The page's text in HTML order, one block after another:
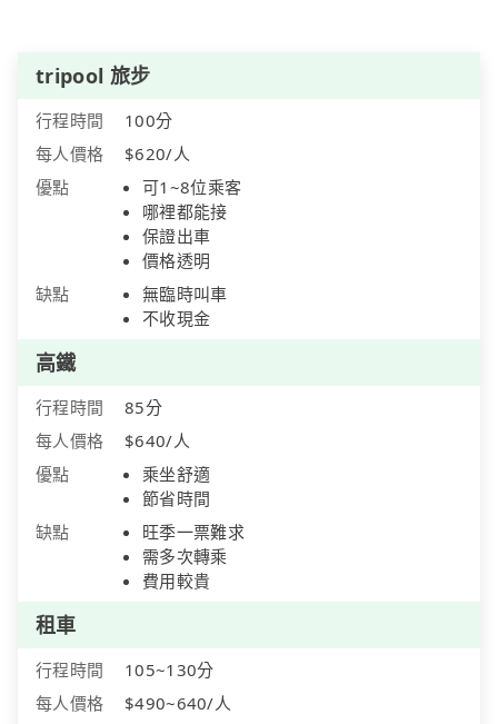
tripool 旅步
行程時間
100分
每人價格
$620/人
優點
可1~8位乘客
哪裡都能接
保證出車
價格透明
缺點
無臨時叫車
不收現金
高鐵
行程時間
85分
每人價格
$640/人
優點
乘坐舒適
節省時間
缺點
旺季一票難求
需多次轉乘
費用較貴
租車
行程時間
105~130分
每人價格
$490~640/人